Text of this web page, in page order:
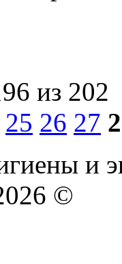
из 202
25 26 27
и
©